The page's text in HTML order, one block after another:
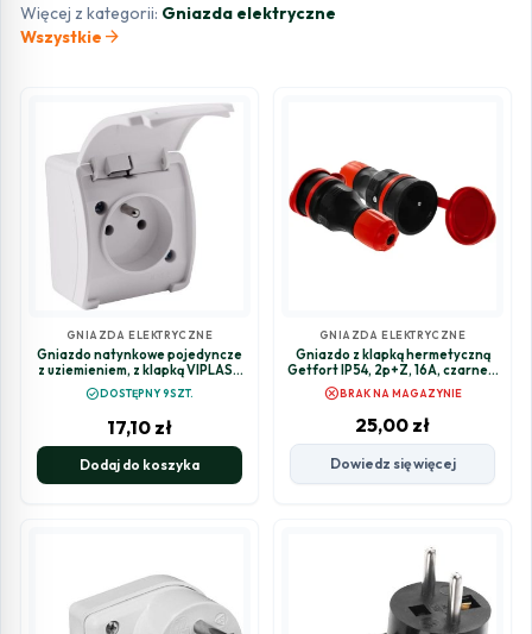
Więcej z kategorii: Gniazda elektryczne
Wszystkie arrow_forward
GNIAZDA ELEKTRYCZNE
Gniazdo natynkowe pojedyncze
z uziemieniem, z klapką VIPLAST
KOALA BIAŁE IP44 161-01
check_circleDOSTĘPNY 9SZT.
17,10 zł
Dodaj do koszyka
GNIAZDA ELEKTRYCZNE
Gniazdo z klapką hermetyczną
Getfort IP54, 2p+Z, 16A, czarne z
czerwoną nakrętką
cancelBRAK NA MAGAZYNIE
25,00 zł
Dowiedz się więcej